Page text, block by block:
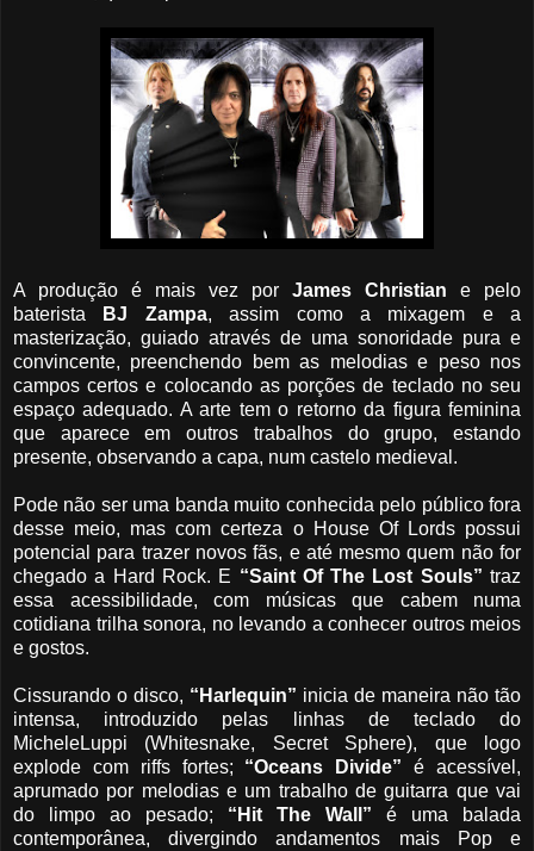
A produção é mais vez por James Christian e pelo
baterista
BJ Zampa, assim como a mixagem e a
masterização, guiado através de uma sonoridade pura e
convincente, preenchendo bem as melodias e peso nos
campos certos e colocando as porções de teclado no seu
espaço adequado. A arte tem o retorno da figura feminina
que aparece em outros trabalhos do grupo, estando
presente, observando a capa, num castelo medieval.
Pode não ser uma banda muito conhecida pelo público fora
desse meio, mas com certeza o House Of Lords possui
potencial para trazer novos fãs, e até mesmo quem não for
chegado a Hard Rock. E “Saint Of The Lost Souls” traz
essa acessibilidade, com músicas que cabem numa
cotidiana trilha sonora, no levando a conhecer outros meios
e gostos.
Cissurando o disco, “Harlequin” inicia de maneira não tão
intensa, introduzido pelas linhas de teclado do
MicheleLuppi (Whitesnake, Secret Sphere), que logo
explode com riffs fortes; “Oceans Divide” é acessível,
aprumado por melodias e um trabalho de guitarra que vai
do limpo ao pesado; “Hit The Wall” é uma balada
contemporânea, divergindo andamentos mais Pop e